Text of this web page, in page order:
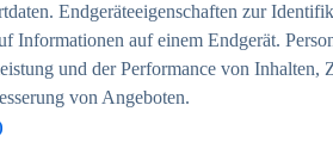
Endgeräteeigenschaften zur
Informationen auf einem Endgerät.
und der Performance von Inhalten,
von Angeboten.